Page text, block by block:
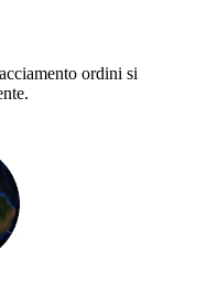
ordini si